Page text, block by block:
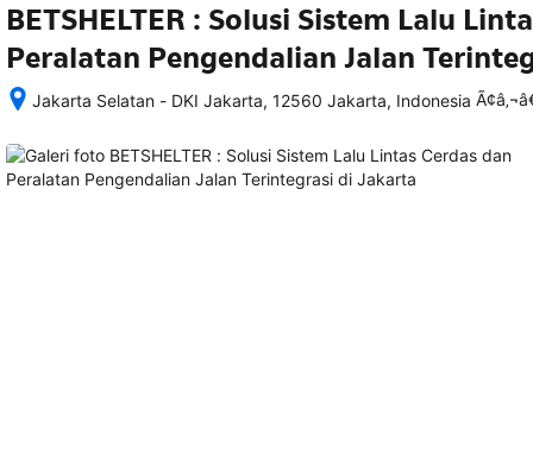
BETSHELTER : Solusi Sistem Lalu
Peralatan Pengendalian Jalan
Jakarta Selatan - DKI Jakarta, 12560 Jakarta, Indonesia
memesan,
semua